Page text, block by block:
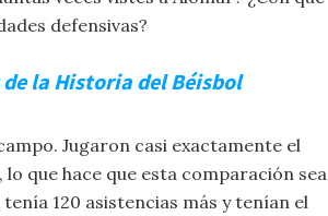
defensivas?
la Historia del Béisbol
Jugaron casi exactamente el
que hace que esta comparación sea
120 asistencias más y tenían el